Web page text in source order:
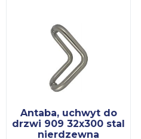
Antaba, uchwyt do
drzwi 909 32x300 stal
nierdzewna